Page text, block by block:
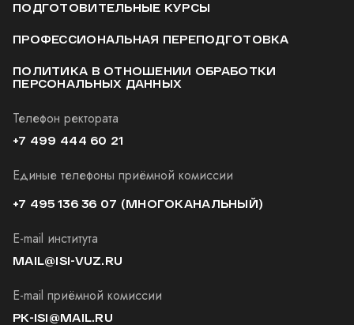
ПОДГОТОВИТЕЛЬНЫЕ КУРСЫ
ПРОФЕССИОНАЛЬНАЯ ПЕРЕПОДГОТОВКА
ПОЛИТИКА В ОТНОШЕНИИ ОБРАБОТКИ
ПЕРСОНАЛЬНЫХ ДАННЫХ
Телефон ректората
+7 499 444 60 21
Единые телефоны приёмной комиссии
+7 495 136 36 07 (МНОГОКАНАЛЬНЫЙ)
E-mail института
MAIL@ISI-VUZ.RU
E-mail приёмной комиссии
PK-ISI@MAIL.RU